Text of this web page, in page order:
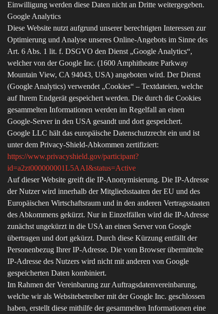
Einwilligung werden diese Daten nicht an Dritte weitergegeben.
Google Analytics
Diese Website nutzt aufgrund unserer berechtigten Interessen zur
Optimierung und Analyse unseres Online-Angebots im Sinne des
Art. 6 Abs. 1 lit. f. DSGVO den Dienst „Google Analytics“,
welcher von der Google Inc. (1600 Amphitheatre Parkway
Mountain View, CA 94043, USA) angeboten wird. Der Dienst
(Google Analytics) verwendet „Cookies“ – Textdateien, welche
auf Ihrem Endgerät gespeichert werden. Die durch die Cookies
gesammelten Informationen werden im Regelfall an einen
Google-Server in den USA gesandt und dort gespeichert.
Google LLC hält das europäische Datenschutzrecht ein und ist
unter dem Privacy-Shield-Abkommen zertifiziert:
https://www.privacyshield.gov/participant?
id=a2zt000000001L5AAI&status=Active
Auf dieser Website greift die IP-Anonymisierung. Die IP-Adresse
der Nutzer wird innerhalb der Mitgliedsstaaten der EU und des
Europäischen Wirtschaftsraum und in den anderen Vertragsstaaten
des Abkommens gekürzt. Nur in Einzelfällen wird die IP-Adresse
zunächst ungekürzt in die USA an einen Server von Google
übertragen und dort gekürzt. Durch diese Kürzung entfällt der
Personenbezug Ihrer IP-Adresse. Die vom Browser übermittelte
IP-Adresse des Nutzers wird nicht mit anderen von Google
gespeicherten Daten kombiniert.
Im Rahmen der Vereinbarung zur Auftragsdatenvereinbarung,
welche wir als Websitebetreiber mit der Google Inc. geschlossen
haben, erstellt diese mithilfe der gesammelten Informationen eine